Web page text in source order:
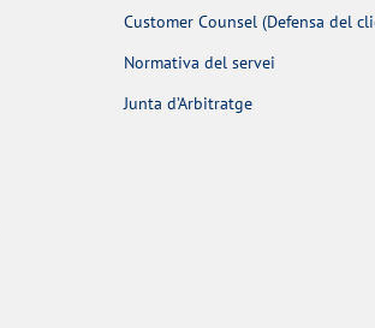
Customer Counsel (Defensa del
Normativa del servei
Junta d’Arbitratge